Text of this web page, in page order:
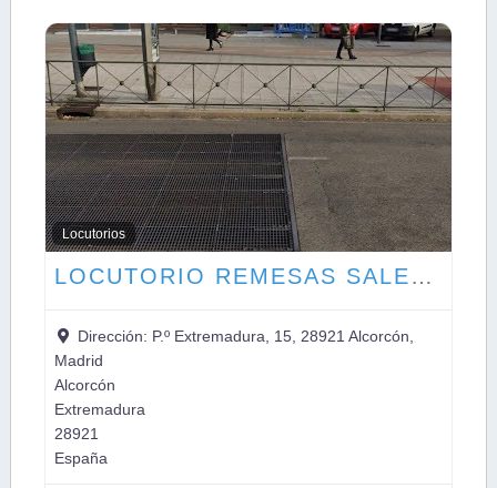
Locutorios
LOCUTORIO REMESAS SALEEM
Dirección: P.º Extremadura, 15, 28921 Alcorcón,
Madrid
Alcorcón
Extremadura
28921
España